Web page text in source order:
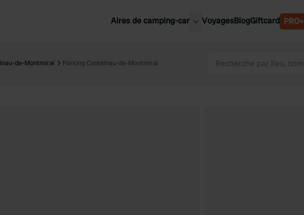
Aires de camping-car
France
Slovénie
VoyagesBlogGiftcard PRO+
de-Montmiral Parking Castelnau-de-Montmiral